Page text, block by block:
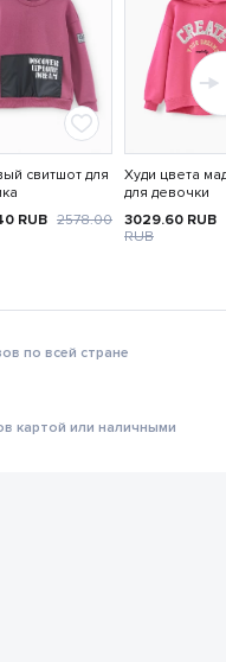
свитшот для
RUB 2578.00
Худи цвета
для девочки
3029.60 RUB
RUB
по всей стране
картой или наличными